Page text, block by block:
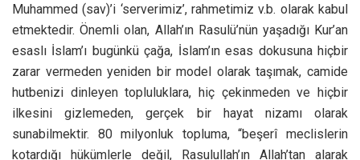
Muhammed (sav)’i ‘serverimiz’, rahmetimiz v.b. olarak kabul
etmektedir. Önemli olan, Allah’ın Rasulü’nün yaşadığı Kur’an
esaslı İslam’ı bugünkü çağa, İslam’ın esas dokusuna hiçbir
zarar vermeden yeniden bir model olarak taşımak, camide
hutbenizi dinleyen topluluklara, hiç çekinmeden ve hiçbir
ilkesini gizlemeden, gerçek bir hayat nizamı olarak
sunabilmektir. 80 milyonluk topluma, “beşerî meclislerin
kotardığı hükümlerle değil, Rasulullah’ın Allah’tan alarak